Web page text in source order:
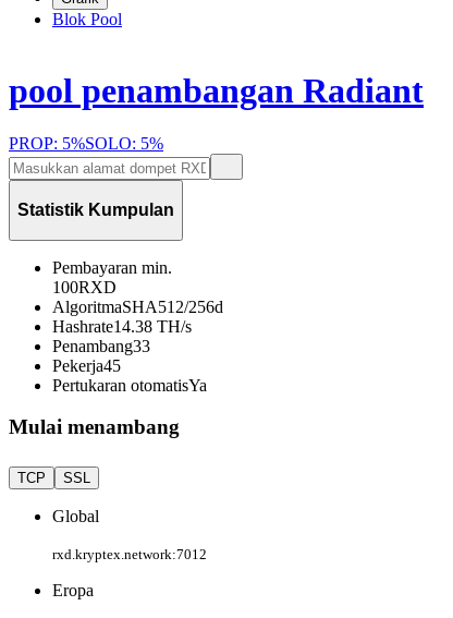
Blok Pool
pool penambangan Radiant
PROP: 5%SOLO: 5%
Statistik Kumpulan
Pembayaran min.
100RXD
AlgoritmaSHA512/256d
Hashrate14.38 TH/s
Penambang33
Pekerja45
Pertukaran otomatisYa
Mulai menambang
TCP SSL
Global
rxd.kryptex.network:7012
Eropa